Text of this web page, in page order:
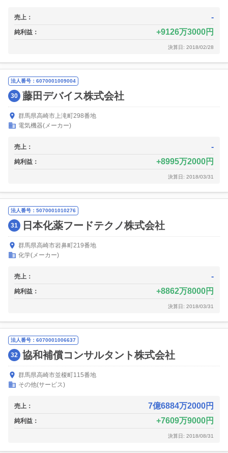
売上： -
純利益： 9126万3000円
決算日: 2018/02/28
法人番号：6070001009004
30 藤田デバイス株式会社
群馬県高崎市上滝町298番地
電気機器(メーカー)
売上： -
純利益： 8995万2000円
決算日: 2018/03/31
法人番号：5070001010276
31 日本化薬フードテクノ株式会社
群馬県高崎市岩鼻町219番地
化学(メーカー)
売上： -
純利益： 8862万8000円
決算日: 2018/03/31
法人番号：6070001006637
32 協和補償コンサルタント株式会社
群馬県高崎市並榎町115番地
その他(サービス)
売上： 7億6884万2000円
純利益： 7609万9000円
決算日: 2018/08/31